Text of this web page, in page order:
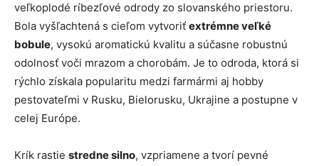
veľkoplodé ríbezľové odrody zo slovanského priestoru.
Bola vyšľachtená s cieľom vytvoriť extrémne veľké
bobule, vysokú aromatickú kvalitu a súčasne robustnú
odolnosť voči mrazom a chorobám. Je to odroda, ktorá si
rýchlo získala popularitu medzi farmármi aj hobby
pestovateľmi v Rusku, Bielorusku, Ukrajine a postupne v
celej Európe.
Krík rastie stredne silno, vzpriamene a tvorí pevné